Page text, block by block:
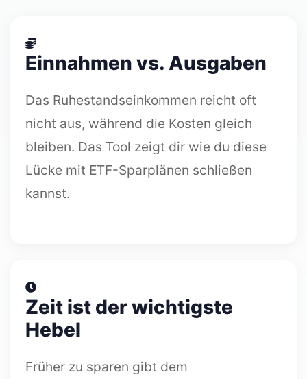
Einnahmen vs. Ausgaben
Das Ruhestandseinkommen reicht oft
nicht aus, während die Kosten gleich
bleiben. Das Tool zeigt dir wie du diese
Lücke mit ETF-Sparplänen schließen
kannst.
Zeit ist der wichtigste
Hebel
Früher zu sparen gibt dem